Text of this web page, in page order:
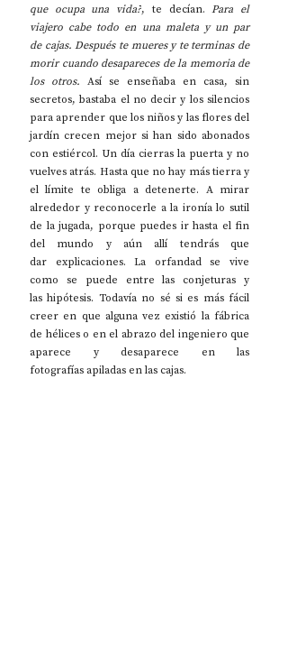
que ocupa una vida?, te decían. Para el
viajero cabe todo en una maleta y un par
de cajas. Después te mueres y te terminas de
morir cuando desapareces de la memoria de
los otros. Así se enseñaba en casa, sin
secretos, bastaba el no decir y los silencios
para aprender que los niños y las flores del
jardín crecen mejor si han sido abonados
con estiércol. Un día cierras la puerta y no
vuelves atrás. Hasta que no hay más tierra y
el límite te obliga a detenerte. A mirar
alrededor y reconocerle a la ironía lo sutil
de la jugada, porque puedes ir hasta el fin
del mundo y aún allí tendrás que
dar explicaciones. La orfandad se vive
como se puede entre las conjeturas y
las hipótesis. Todavía no sé si es más fácil
creer en que alguna vez existió la fábrica
de hélices o en el abrazo del ingeniero que
aparece y desaparece en las
fotografías apiladas en las cajas.